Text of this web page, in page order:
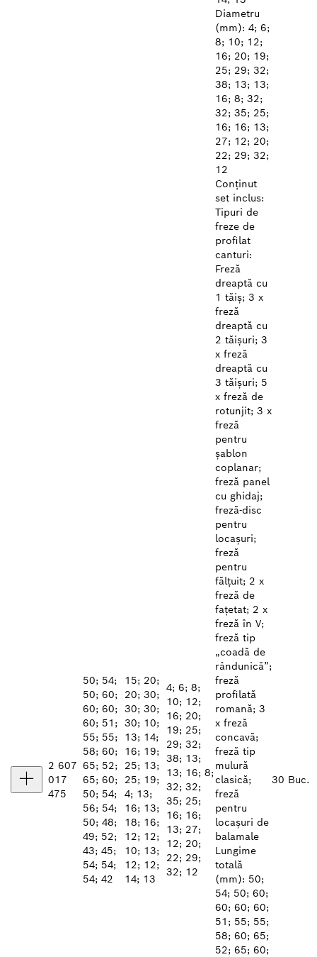
Diametru
(mm): 4; 6;
8; 10; 12;
16; 20; 19;
25; 29; 32;
38; 13; 13;
16; 8; 32;
32; 35; 25;
16; 16; 13;
27; 12; 20;
22; 29; 32;
12
2 607
017
475
50; 54;
50; 60;
60; 60;
60; 51;
55; 55;
58; 60;
65; 52;
65; 60;
50; 54;
56; 54;
50; 48;
49; 52;
43; 45;
54; 54;
54; 42
15; 20;
20; 30;
30; 30;
30; 10;
13; 14;
16; 19;
25; 13;
25; 19;
4; 13;
16; 13;
18; 16;
12; 12;
10; 13;
12; 12;
14; 13
4; 6; 8;
10; 12;
16; 20;
19; 25;
29; 32;
38; 13;
13; 16; 8;
32; 32;
35; 25;
16; 16;
13; 27;
12; 20;
22; 29;
32; 12
Conținut
set inclus:
Tipuri de
freze de
profilat
canturi:
Freză
dreaptă cu
1 tăiș; 3 x
freză
dreaptă cu
2 tăișuri; 3
x freză
dreaptă cu
3 tăișuri; 5
x freză de
rotunjit; 3 x
freză
pentru
șablon
coplanar;
freză panel
cu ghidaj;
freză-disc
pentru
locașuri;
freză
pentru
fălțuit; 2 x
freză de
fațetat; 2 x
freză în V;
freză tip
„coadă de
rândunică”;
freză
profilată
romană; 3
x freză
concavă;
freză tip
mulură
clasică;
freză
pentru
locașuri de
balamale
Lungime
totală
(mm): 50;
54; 50; 60;
60; 60; 60;
51; 55; 55;
58; 60; 65;
52; 65; 60;
30 Buc.